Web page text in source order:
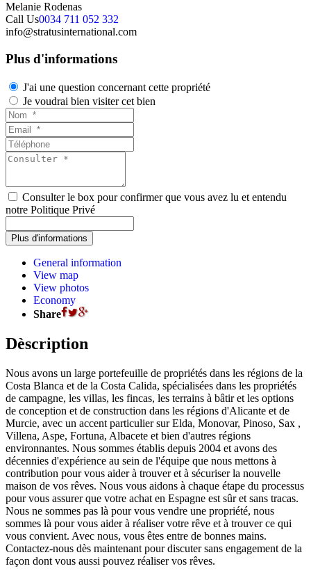
Melanie Rodenas
Call Us0034 711 052 332
info@stratusinternational.com
Plus d'informations
J'ai une question concernant cette propriété
Je voudrai bien visiter cet bien
Consulter le box pour confirmer que vous avez lu et entendu
notre Politique Privé
General information
View map
View photos
Economy
Share
Dèscription
Nous avons un large portefeuille de propriétés dans les régions de la
Costa Blanca et de la Costa Calida, spécialisées dans les propriétés
de campagne, les villas, les fincas, les terrains à bâtir et les options
de conception et de construction dans les régions d'Alicante et de
Murcie, avec un accent particulier sur Elda, Monovar, Pinoso, Sax ,
Villena, Aspe, Fortuna, Albacete et bien d'autres régions
environnantes. Nous sommes établis depuis 2004 et avons des
décennies d'expérience au sein de l'équipe que nous mettons à
contribution pour vous aider à trouver et à sécuriser la nouvelle
maison de vos rêves. Nous vous aidons à chaque étape du processus
pour vous assurer que votre achat en Espagne est sûr et sans tracas.
Nous ne sommes pas là pour vous vendre une propriété, nous
sommes là pour vous aider à réaliser votre rêve et à trouver ce qui
vous convient. Avec nous, vous êtes entre de bonnes mains.
Contactez-nous dès maintenant pour discuter sans engagement de la
façon dont vous aussi pouvez réaliser vos rêves.